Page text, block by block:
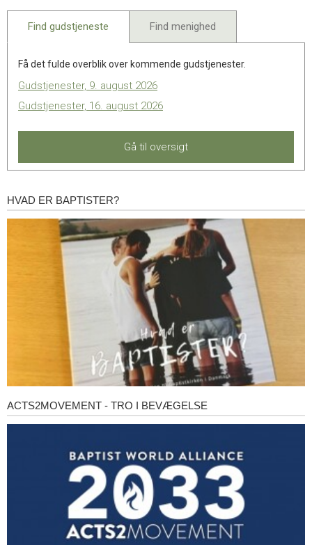
2024
Find gudstjeneste Find menighed
Få det fulde overblik over kommende gudstjenester.
Gudstjenester, 9. august 2026
Gudstjenester, 16. august 2026
Gå til oversigt
Hvad
HVAD ER BAPTISTER?
Acts2Movement
ACTS2MOVEMENT - TRO I BEVÆGELSE